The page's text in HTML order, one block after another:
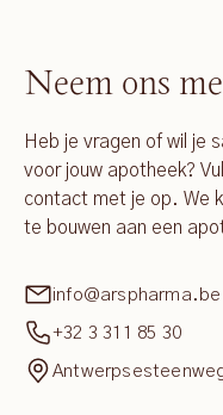
Neem ons
Heb je vragen of wil je
voor jouw apotheek?
contact met je op. We
te bouwen aan een
info@arspharma.be
+32 3 311 85 30